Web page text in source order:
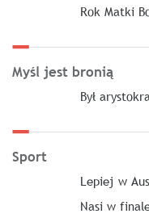
Rok Matki
Myśl jest bronią
Był
Sport
Lepiej w
Nasi w